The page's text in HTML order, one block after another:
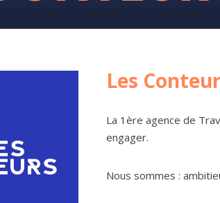
Les
La 1ère agence de
engager.
Nous sommes :